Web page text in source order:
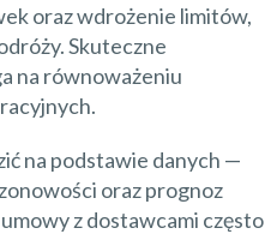
oraz wdrożenie limitów,
Skuteczne
na równoważeniu
na podstawie danych —
oraz prognoz
z dostawcami często